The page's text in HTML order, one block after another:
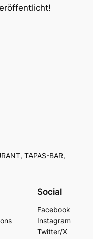
TAPAS-BAR,
Social
Facebook
Instagram
Twitter/X